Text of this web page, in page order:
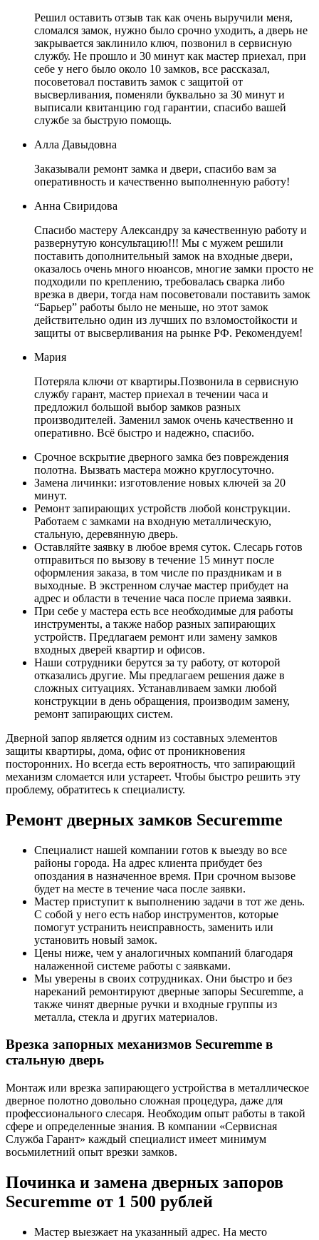
Решил оставить отзыв так как очень выручили меня,
сломался замок, нужно было срочно уходить, а дверь не
закрывается заклинило ключ, позвонил в сервисную
службу. Не прошло и 30 минут как мастер приехал, при
себе у него было около 10 замков, все рассказал,
посоветовал поставить замок с защитой от
высверливания, поменяли буквально за 30 минут и
выписали квитанцию год гарантии, спасибо вашей
службе за быструю помощь.
Алла Давыдовна
Заказывали ремонт замка и двери, спасибо вам за
оперативность и качественно выполненную работу!
Анна Свиридова
Спасибо мастеру Александру за качественную работу и
развернутую консультацию!!! Мы с мужем решили
поставить дополнительный замок на входные двери,
оказалось очень много нюансов, многие замки просто не
подходили по креплению, требовалась сварка либо
врезка в двери, тогда нам посоветовали поставить замок
“Барьер” работы было не меньше, но этот замок
действительно один из лучших по взломостойкости и
защиты от высверливания на рынке РФ. Рекомендуем!
Мария
Потеряла ключи от квартиры.Позвонила в сервисную
службу гарант, мастер приехал в течении часа и
предложил большой выбор замков разных
производителей. Заменил замок очень качественно и
оперативно. Всё быстро и надежно, спасибо.
Срочное вскрытие дверного замка без повреждения
полотна. Вызвать мастера можно круглосуточно.
Замена личинки: изготовление новых ключей за 20
минут.
Ремонт запирающих устройств любой конструкции.
Работаем с замками на входную металлическую,
стальную, деревянную дверь.
Оставляйте заявку в любое время суток. Слесарь готов
отправиться по вызову в течение 15 минут после
оформления заказа, в том числе по праздникам и в
выходные. В экстренном случае мастер прибудет на
адрес и области в течение часа после приема заявки.
При себе у мастера есть все необходимые для работы
инструменты, а также набор разных запирающих
устройств. Предлагаем ремонт или замену замков
входных дверей квартир и офисов.
Наши сотрудники берутся за ту работу, от которой
отказались другие. Мы предлагаем решения даже в
сложных ситуациях. Устанавливаем замки любой
конструкции в день обращения, производим замену,
ремонт запирающих систем.
Дверной запор является одним из составных элементов
защиты квартиры, дома, офис от проникновения
посторонних. Но всегда есть вероятность, что запирающий
механизм сломается или устареет. Чтобы быстро решить эту
проблему, обратитесь к специалисту.
Ремонт дверных замков Securemme
Специалист нашей компании готов к выезду во все
районы города. На адрес клиента прибудет без
опоздания в назначенное время. При срочном вызове
будет на месте в течение часа после заявки.
Мастер приступит к выполнению задачи в тот же день.
С собой у него есть набор инструментов, которые
помогут устранить неисправность, заменить или
установить новый замок.
Цены ниже, чем у аналогичных компаний благодаря
налаженной системе работы с заявками.
Мы уверены в своих сотрудниках. Они быстро и без
нареканий ремонтируют дверные запоры Securemme, а
также чинят дверные ручки и входные группы из
металла, стекла и других материалов.
Врезка запорных механизмов Securemme в
стальную дверь
Монтаж или врезка запирающего устройства в металлическое
дверное полотно довольно сложная процедура, даже для
профессионального слесаря. Необходим опыт работы в такой
сфере и определенные знания. В компании «Сервисная
Служба Гарант» каждый специалист имеет минимум
восьмилетний опыт врезки замков.
Починка и замена дверных запоров
Securemme от 1 500 рублей
Мастер выезжает на указанный адрес. На место